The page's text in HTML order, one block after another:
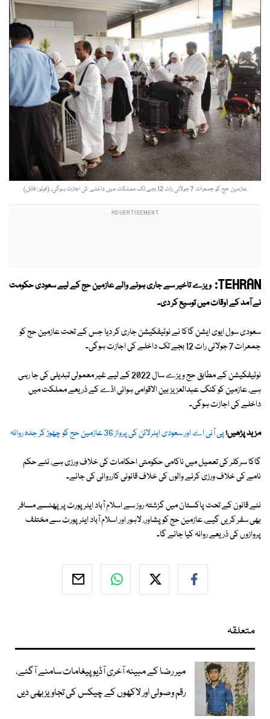
عازمین حج کو جمعرات 7 جولائی رات 12 بجے تک مملکت میں داخلے کی اجازت ہوگی۔ (فوٹو : فائل)
TEHRAN: ویزے تاخیر سے جاری ہونے والے عازمین حج کے لیے سعودی حکومت
نے آمد کے اوقات میں توسیع کر دی۔
سعودی سول ایوی ایشن گاکا نے نوٹیفکیشن جاری کر دیا جس کے تحت عازمین حج کو
جمعرات 7 جولائی رات 12 بجے تک داخلے کی اجازت ہوگی۔
نوٹیفکیشن کے مطابق حج ویزے سال 2022 کے لیے غیر معمولی تبدیلی کی جا رہی
ہے، عازمین کو کنگ عبدالعزیز بین الاقوامی ہوائی اڈے کے ذریعے مملکت میں
داخلے کی اجازت ہوگی۔
مزید پڑھیں؛پی آئی اے اور سعودی ایئرلائن کی پرواز 36 عازمین حج کو چھوڑ کر جدہ روانہ
گاکا سرکلر کی تعمیل میں ناکامی حکومتی احکامات کی خلاف ورزی ہے، نئے حکم
نامے کی خلاف ورزی کرنے والوں کی خلاف قانونی کارروائی کی جائے۔
نئے قانون کے تحت پاکستان میں گزشتہ روز سے اسلام آباد ایئرپورٹ پر پھنسے مسافر
بھی سفر کریں گیے، عازمین حج کو پشاور، لاہور اور اسلام آباد ایئرپورٹ سے مختلف
پروازوں کی ذریعے روانہ کیا جائے گا۔
متعلقہ
میر رضا کے مبینہ آخری آڈیو پیغامات سامنے آگئے،
رقم وصولی اور لاکھوں کے چیکس کی تجاویز بھی دیں